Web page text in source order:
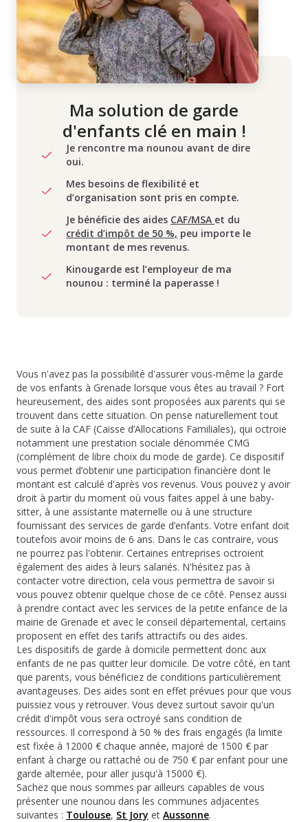
Ma solution de garde
d'enfants clé en main !
Je rencontre ma nounou avant de dire
oui.
Mes besoins de flexibilité et
d’organisation sont pris en compte.
Je bénéficie des aides CAF/MSA et du
crédit d’impôt de 50 %, peu importe le
montant de mes revenus.
Kinougarde est l’employeur de ma
nounou : terminé la paperasse !
Vous n'avez pas la possibilité d'assurer vous-même la garde
de vos enfants à Grenade lorsque vous êtes au travail ? Fort
heureusement, des aides sont proposées aux parents qui se
trouvent dans cette situation. On pense naturellement tout
de suite à la CAF (Caisse d’Allocations Familiales), qui octroie
notamment une prestation sociale dénommée CMG
(complément de libre choix du mode de garde). Ce dispositif
vous permet d’obtenir une participation financière dont le
montant est calculé d'après vos revenus. Vous pouvez y avoir
droit à partir du moment où vous faites appel à une baby-
sitter, à une assistante maternelle ou à une structure
fournissant des services de garde d’enfants. Votre enfant doit
toutefois avoir moins de 6 ans. Dans le cas contraire, vous
ne pourrez pas l'obtenir. Certaines entreprises octroient
également des aides à leurs salariés. N'hésitez pas à
contacter votre direction, cela vous permettra de savoir si
vous pouvez obtenir quelque chose de ce côté. Pensez aussi
à prendre contact avec les services de la petite enfance de la
mairie de Grenade et avec le conseil départemental, certains
proposent en effet des tarifs attractifs ou des aides.
Les dispositifs de garde à domicile permettent donc aux
enfants de ne pas quitter leur domicile. De votre côté, en tant
que parents, vous bénéficiez de conditions particulièrement
avantageuses. Des aides sont en effet prévues pour que vous
puissiez vous y retrouver. Vous devez surtout savoir qu'un
crédit d'impôt vous sera octroyé sans condition de
ressources. Il correspond à 50 % des frais engagés (la limite
est fixée à 12000 € chaque année, majoré de 1500 € par
enfant à charge ou rattaché ou de 750 € par enfant pour une
garde alternée, pour aller jusqu'à 15000 €).
Sachez que nous sommes par ailleurs capables de vous
présenter une nounou dans les communes adjacentes
suivantes : Toulouse, St Jory et Aussonne.